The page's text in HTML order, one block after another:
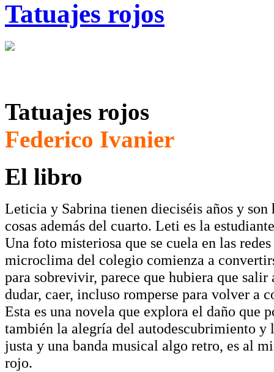
Tatuajes rojos
Tatuajes rojos
Federico Ivanier
El libro
Leticia y Sabrina tienen dieciséis años y son
cosas además del cuarto. Leti es la
Una foto misteriosa que se cuela en las
microclima del colegio comienza a
para sobrevivir, parece que hubiera que
dudar, caer, incluso romperse para volver a
Esta es una novela que explora el daño que
también la alegría del autodescubrimiento y
justa y una banda musical algo retro, es al
rojo.